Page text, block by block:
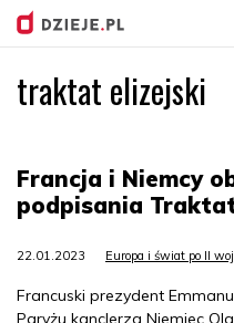
traktat elizejski
Francja i Niemcy
podpisania
22.01.2023 Europa i świat po II
Francuski prezydent
Paryżu kanclerza Niemiec